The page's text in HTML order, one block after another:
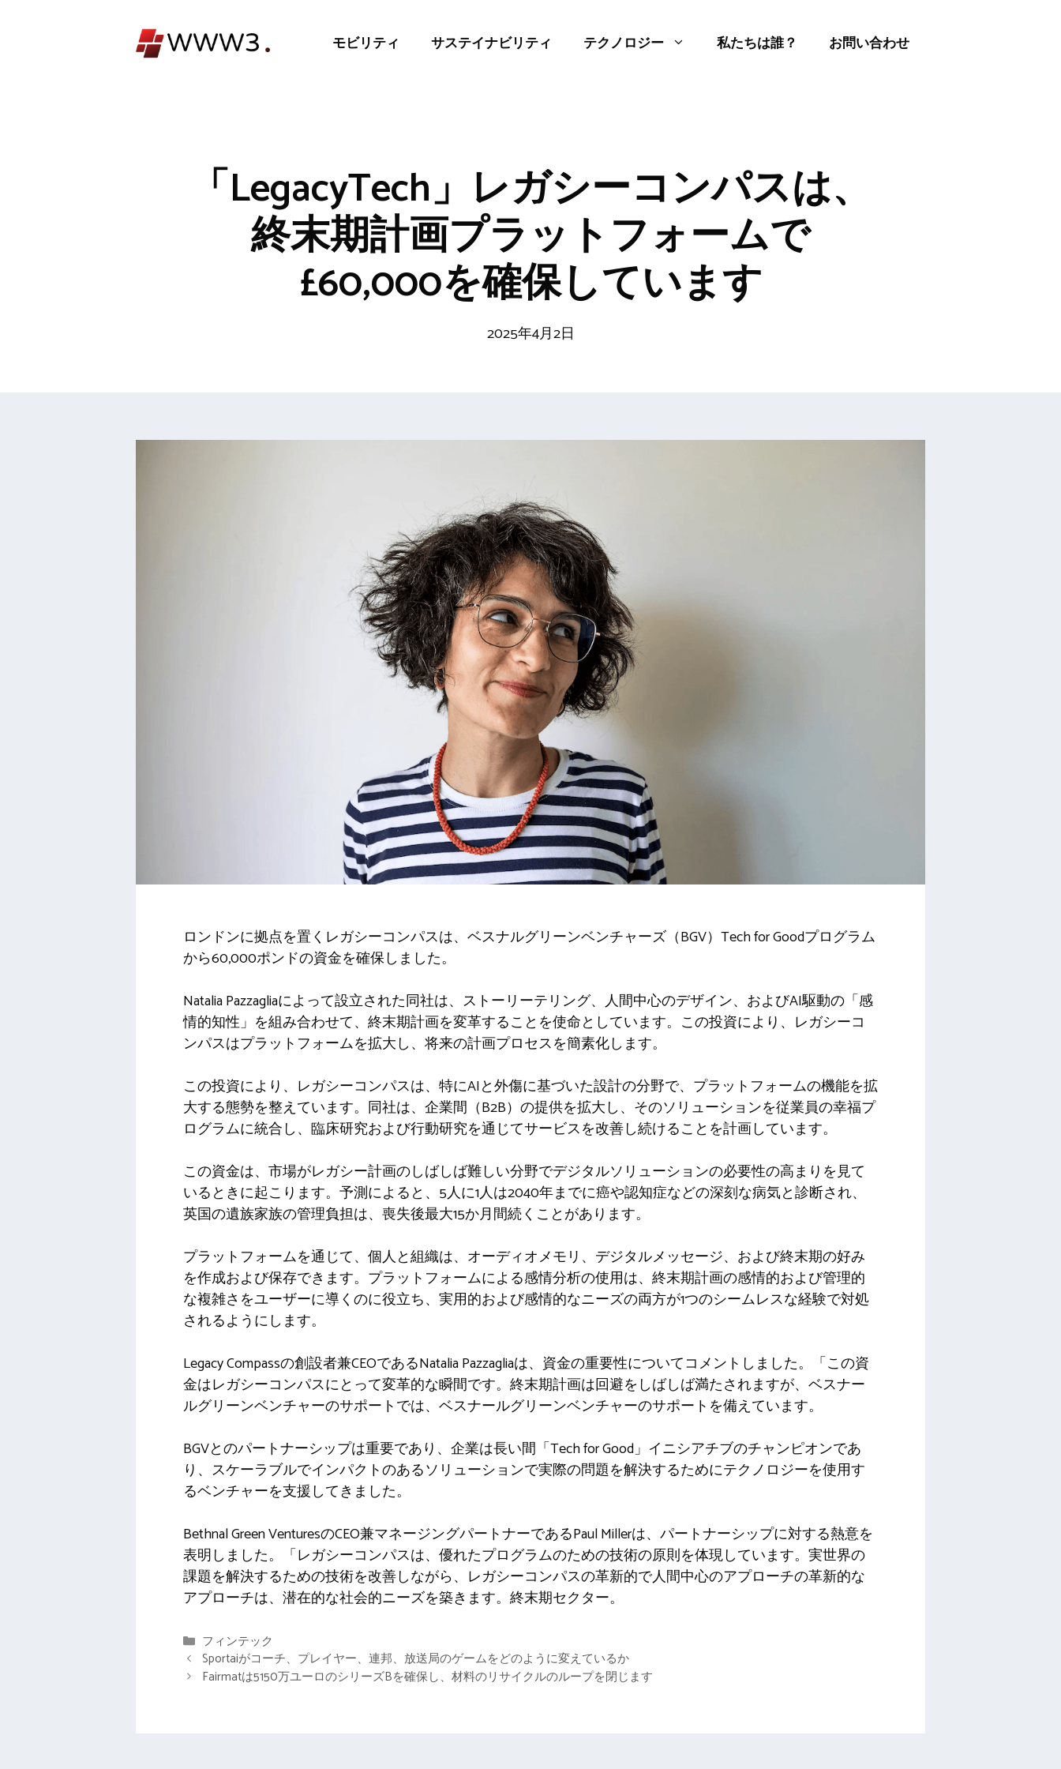
モビリティ サステイナビリティ テクノロジー 私たちは誰？ お問い合わせ
「LegacyTech」レガシーコンパスは、
終末期計画プラットフォームで
£60,000を確保しています
2025年4月2日
ロンドンに拠点を置くレガシーコンパスは、ベスナルグリーンベンチャーズ（BGV）Tech for Goodプログラム
から60,000ポンドの資金を確保しました。
Natalia Pazzagliaによって設立された同社は、ストーリーテリング、人間中心のデザイン、およびAI駆動の「感
情的知性」を組み合わせて、終末期計画を変革することを使命としています。この投資により、レガシーコ
ンパスはプラットフォームを拡大し、将来の計画プロセスを簡素化します。
この投資により、レガシーコンパスは、特にAIと外傷に基づいた設計の分野で、プラットフォームの機能を拡
大する態勢を整えています。同社は、企業間（B2B）の提供を拡大し、そのソリューションを従業員の幸福プ
ログラムに統合し、臨床研究および行動研究を通じてサービスを改善し続けることを計画しています。
この資金は、市場がレガシー計画のしばしば難しい分野でデジタルソリューションの必要性の高まりを見て
いるときに起こります。予測によると、5人に1人は2040年までに癌や認知症などの深刻な病気と診断され、
英国の遺族家族の管理負担は、喪失後最大15か月間続くことがあります。
プラットフォームを通じて、個人と組織は、オーディオメモリ、デジタルメッセージ、および終末期の好み
を作成および保存できます。プラットフォームによる感情分析の使用は、終末期計画の感情的および管理的
な複雑さをユーザーに導くのに役立ち、実用的および感情的なニーズの両方が1つのシームレスな経験で対処
されるようにします。
Legacy Compassの創設者兼CEOであるNatalia Pazzagliaは、資金の重要性についてコメントしました。「この資
金はレガシーコンパスにとって変革的な瞬間です。終末期計画は回避をしばしば満たされますが、ベスナー
ルグリーンベンチャーのサポートでは、ベスナールグリーンベンチャーのサポートを備えています。
BGVとのパートナーシップは重要であり、企業は長い間「Tech for Good」イニシアチブのチャンピオンであ
り、スケーラブルでインパクトのあるソリューションで実際の問題を解決するためにテクノロジーを使用す
るベンチャーを支援してきました。
Bethnal Green VenturesのCEO兼マネージングパートナーであるPaul Millerは、パートナーシップに対する熱意を
表明しました。「レガシーコンパスは、優れたプログラムのための技術の原則を体現しています。実世界の
課題を解決するための技術を改善しながら、レガシーコンパスの革新的で人間中心のアプローチの革新的な
アプローチは、潜在的な社会的ニーズを築きます。終末期セクター。
カ
テ
ゴ
フィンテック
Sportaiがコーチ、プレイヤー、連邦、放送局のゲームをどのように変えているか
Fairmatは5150万ユーロのシリーズBを確保し、材料のリサイクルのループを閉じます